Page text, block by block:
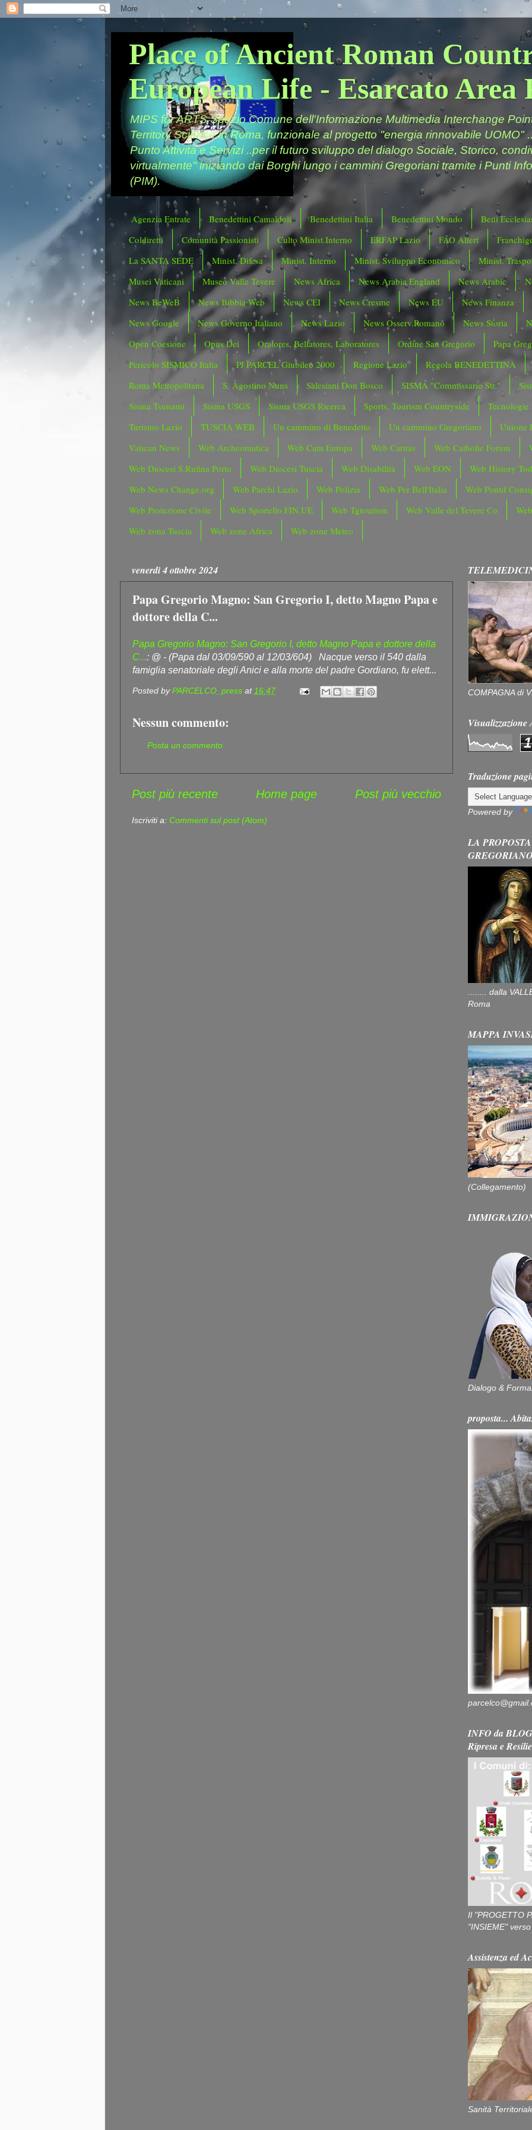
Place of Ancient Roman
European Life - Esarcato Area
MIPS for ARTS Spazio Comune dell'Informazione Multimedia Interchange
Territory Science in Roma, funzionale al progetto "energia rinnovabile UOMO"
Punto Attività e Servizi ..per il futuro sviluppo del dialogo Sociale, Storico,
virtualmente" iniziando dai Borghi lungo i cammini Gregoriani tramite i Punti
(PIM).
Agenzia Entrate Benedettini Camaldoli Benedettini Italia Benedettini Mondo
Beni
Coldiretti
Comunità Passionisti Culto Minist.Interno ERFAP Lazio FAO Allert
La SANTA SEDE
Minist. Difesa Minist. Interno Minist. Sviluppo Economico
Minist.
Musei Vaticani
Museo Valle Tevere News Africa News Arabia England News Arabic
News BeWeB
News Bibbia Web News CEI News Cresme News EU
News Finanza
News Google
News Governo Italiano News Lazio News Osserv.Romano News Storia
Open Coesione
Opus Dei Oratores, Bellatores, Laboratores Ordine San Gregorio
Papa
Pericolo SISMICO Italia
PJ PARCEL Giubileo 2000 Regione Lazio
Regola BENEDETTINA
Roma Metropolitana
S. Agostino Nuns Salesiani Don Bosco SISMA "Commissario Str."
Sisma Tsunami
Sisma USGS Sisma USGS Ricerca Sports, Tourism Countryside
Tecnologie
Turismo Lazio
TUSCIA WEB Un cammino di Benedetto Un cammino Gregoriano
Unione
Vatican News
Web Archeomatica Web Cam Europa Web Caritas Web Catholic Forum
Web Diocesi S.Rufina Porto
Web Diocesi Tuscia Web Disabilità Web EON
Web History
Web News Change.org
Web Parchi Lazio Web Polizia Web Per Bell'Italia
Web
Web Protezione Civile
Web Sportello FIN.UE Web Tgtourism Web Valle del Tevere Co
Web zona Tuscia
Web zone Africa Web zone Meteo
venerdì 4 ottobre 2024
Papa Gregorio Magno: San Gregorio I, detto Magno Papa e
dottore della C...
Papa Gregorio Magno: San Gregorio I, detto Magno Papa e dottore della
C...: @ - (Papa dal 03/09/590 al 12/03/604) Nacque verso il 540 dalla
famiglia senatoriale degli Anici e alla morte del padre Gordiano, fu elett...
Posted byPARCELCO_press at16:47
Nessun commento:
Posta un commento
Post più recente Post più vecchio
Home page
Iscriviti a: Commenti sul post (Atom)
COMPAGNA di
1
Traduzione
Powered by
LA
........ dalla
Roma
MAPPA
(Collegamento)
Dialogo &
proposta...
INFO da
Ripresa e
Il "PROGETTO
"INSIEME"
Assistenza ed
Sanità